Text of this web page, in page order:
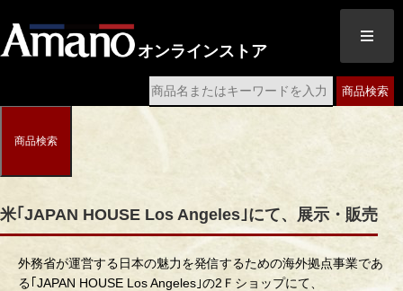
商品検索
オンラインストア
商品検索
米｢JAPAN HOUSE Los Angeles｣にて、展示・販売
外務省が運営する日本の魅力を発信するための海外拠点事業であ
る｢JAPAN HOUSE Los Angeles｣の2Ｆショップにて、